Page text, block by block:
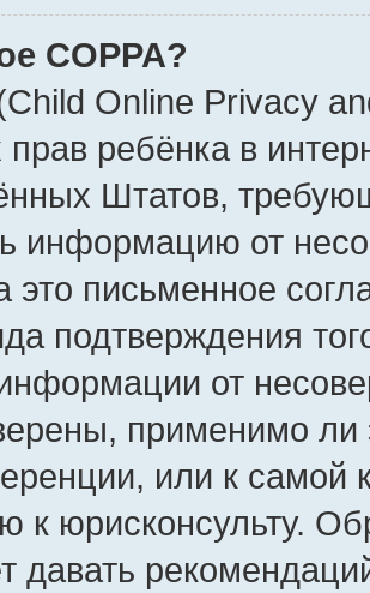
COPPA?
Online Privacy
прав ребёнка в
Штатов,
информацию от
это письменное
подтверждения
от
применимо ли
или к самой
к юрисконсульту.
давать